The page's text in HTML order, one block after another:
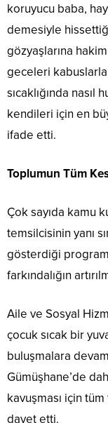
koruyucu baba,
demesiyle
gözyaşlarına
geceleri
sıcaklığında
kendileri için en
ifade etti.
Toplumun Tüm
Çok sayıda kamu
temsilcisinin yanı
gösterdiği
farkındalığın
Aile ve Sosyal
çocuk sıcak bir
buluşmalara
Gümüşhane’de
kavuşması için
davet etti.